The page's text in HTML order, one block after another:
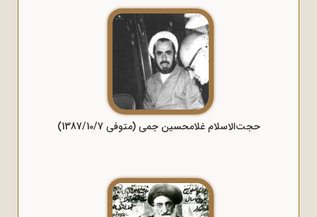
حجت‌الاسلام غلامحسین جمی (متوفی 1387/10/7)